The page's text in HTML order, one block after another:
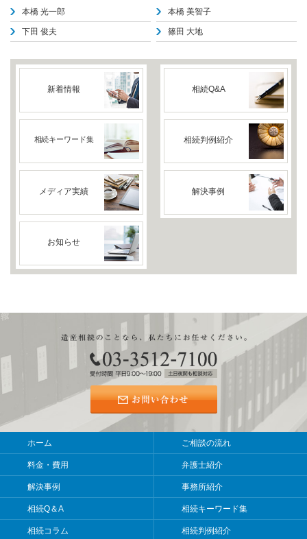
本橋 光一郎 本橋 美智子
下田 俊夫 篠田 大地
新着情報 相続Q&A
相続キーワード集 相続判例紹介
メディア実績 解決事例
お知らせ
ホーム ご相談の流れ
料金・費用 弁護士紹介
解決事例 事務所紹介
相続Q＆A 相続キーワード集
相続コラム 相続判例紹介